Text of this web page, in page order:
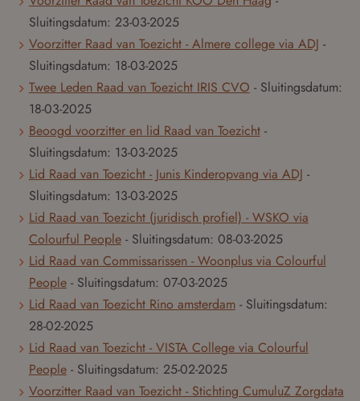
Sluitingsdatum: 23-03-2025
Voorzitter Raad van Toezicht - Almere college via ADJ -
Sluitingsdatum: 18-03-2025
Twee Leden Raad van Toezicht IRIS CVO - Sluitingsdatum:
18-03-2025
Beoogd voorzitter en lid Raad van Toezicht -
Sluitingsdatum: 13-03-2025
Lid Raad van Toezicht - Junis Kinderopvang via ADJ -
Sluitingsdatum: 13-03-2025
Lid Raad van Toezicht (juridisch profiel) - WSKO via
Colourful People - Sluitingsdatum: 08-03-2025
Lid Raad van Commissarissen - Woonplus via Colourful
People - Sluitingsdatum: 07-03-2025
Lid Raad van Toezicht Rino amsterdam - Sluitingsdatum:
28-02-2025
Lid Raad van Toezicht - VISTA College via Colourful
People - Sluitingsdatum: 25-02-2025
Voorzitter Raad van Toezicht - Stichting CumuluZ Zorgdata